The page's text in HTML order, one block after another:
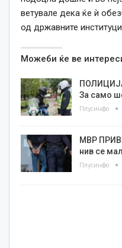
ветувале дека ќе ѝ
од државните
Можеби ќе ве
За само
Плусинфо
МВР
нив се
Плусинфо